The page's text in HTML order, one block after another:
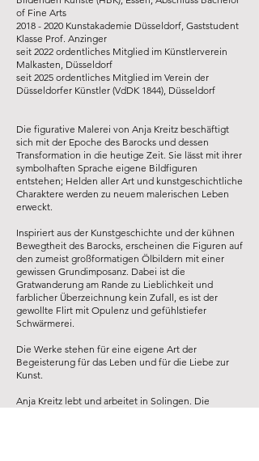
of Fine Arts
2018 - 2020 Kunstakademie Düsseldorf, Gaststudent
Klasse Prof. Anzinger
seit 2022 ordentliches Mitglied im Künstlerverein
Malkasten, Düsseldorf
seit 2025 ordentliches Mitglied im Verein der
Düsseldorfer Künstler (VdDK 1844), Düsseldorf
Die figurative Malerei von Anja Kreitz beschäftigt
sich mit der Epoche des Barocks und dessen
Transformation in die heutige Zeit. Sie lässt mit ihrer
symbolhaften Sprache eigene Bildfiguren
entstehen; Helden aller Art und kunstgeschichtliche
Charaktere werden zu neuem malerischen Leben
erweckt.
Inspiriert aus der Kunstgeschichte und der kühnen
Bewegtheit des Barocks, erscheinen die Figuren auf
den zumeist großformatigen Ölbildern mit einer
gewissen Grundimposanz. Dabei ist die
Gratwanderung am Rande zu Lieblichkeit und
farblicher Überzeichnung kein Zufall, es ist der
gewollte Flirt mit Opulenz und gefühlstiefer
Schwärmerei.
Die Werke stehen für eine eigene Art der
Begeisterung für das Leben und für die Liebe zur
Kunst.
Anja Kreitz lebt und arbeitet in Solingen. Die